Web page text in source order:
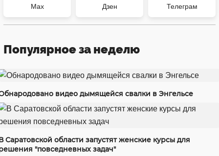
Max Дзен Телеграм
Популярное за неделю
видео дымящейся свалки в Энгельсе
Саратовской области запустят женские курсы для
"повседневных задач"